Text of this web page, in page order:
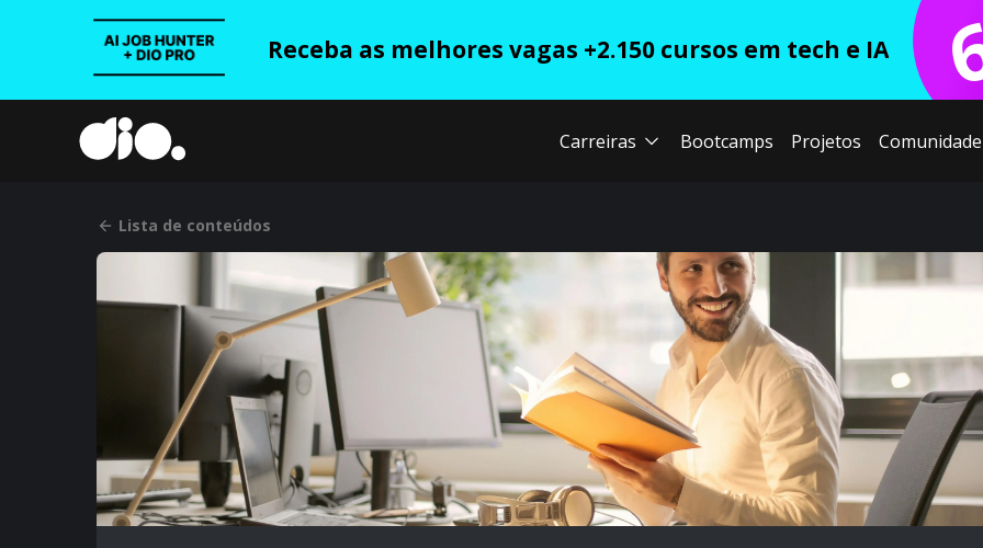
Receba as melhores vagas +2.150 cursos em tech e IA
Carreiras Bootcamps Projetos Comunidade
Lista de conteúdos